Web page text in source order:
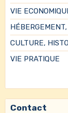
VIE
CULTURE,
VIE PRATIQUE
Contact